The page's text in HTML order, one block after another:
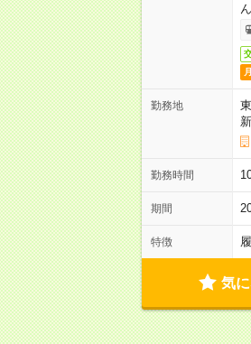
勤務地
勤務時間
期間
特徴
気に